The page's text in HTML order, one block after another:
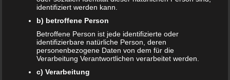
reicht die Milch nicht aus und viele Betroffene stellen sich
die Frage, was da helfen mag. Gerne wird der Tipp
gegeben, dass Malzbier in der Stillzeit die Milchbildung
erhöht. Aber stimmt das wirklich?
Was ist Malzbier?
identifiziert werden kann.
b) betroffene Person
Betroffene Person ist jede identifizierte oder
identifizierbare natürliche Person, deren
personenbezogene Daten von dem für die
Verarbeitung Verantwortlichen verarbeitet werden.
c) Verarbeitung